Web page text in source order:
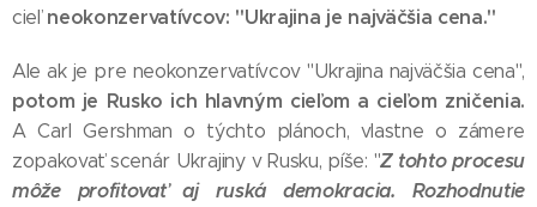
cieľ neokonzervatívcov: "Ukrajina je najväčšia cena."
Ale ak je pre neokonzervatívcov "Ukrajina najväčšia cena",
potom je Rusko ich hlavným cieľom a cieľom zničenia.
A Carl Gershman o týchto plánoch, vlastne o zámere
zopakovať scenár Ukrajiny v Rusku, píše: "Z tohto procesu
môže profitovať aj ruská demokracia. Rozhodnutie